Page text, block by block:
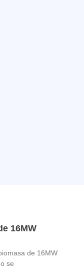
16MW
de 16MW
se